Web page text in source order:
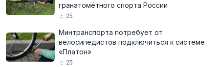
гранатомётного спорта России
25
Минтранспорта потребует от
велосипедистов подключиться к системе
«Платон»
25